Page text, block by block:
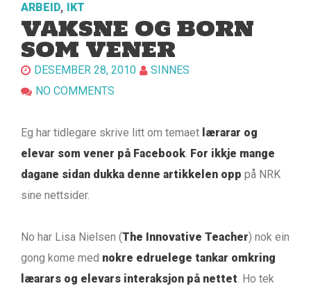
ARBEID, IKT
VAKSNE OG BORN
SOM VENER
DESEMBER 28, 2010
SINNES
NO COMMENTS
Eg har tidlegare skrive litt om temaet lærarar og
elevar som vener på Facebook. For ikkje mange
dagane sidan dukka denne artikkelen opp på NRK
sine nettsider.
No har Lisa Nielsen (The Innovative Teacher) nok ein
gong kome med nokre edruelege tankar omkring
læarars og elevars interaksjon på nettet. Ho tek